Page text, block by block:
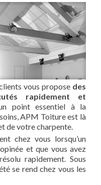
vous propose des
rapidement et
point essentiel à la
APM Toiture est là
de votre charpente.
chez vous lorsqu’un
et que vous avez
rapidement. Sous
se rend chez vous les